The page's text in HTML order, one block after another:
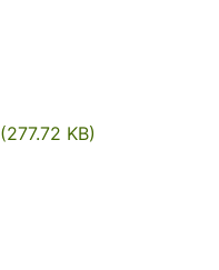
(277.72 KB)